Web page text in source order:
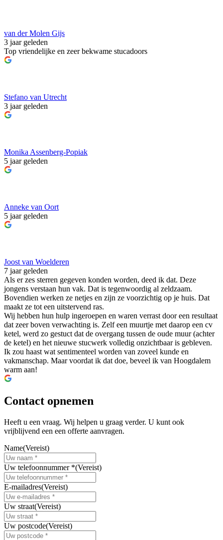
van der Molen Gijs
3 jaar geleden
Top vriendelijke en zeer bekwame stucadoors
Stefano van Utrecht
3 jaar geleden
Monika Assenberg-Popiak
5 jaar geleden
Anneke van Oort
5 jaar geleden
Joost van Woelderen
7 jaar geleden
Als er zes sterren gegeven konden worden, deed ik dat. Deze
jongens verstaan hun vak. Dat is tegenwoordig al zeldzaam.
Bovendien werken ze netjes en zijn ze voorzichtig op je huis. Dat
maakt ze tot een uitstervend ras.
Wij hebben hun hulp ingeroepen en waren verrast door een resultaat
dat zeer boven verwachting is. Zelf een muurtje met daarop een cv
ketel, werd zo gestuct dat de overgang tussen de oude muur (achter
de ketel) en het nieuwe stucwerk volledig onzichtbaar is gebleven.
Ik zou haast wat sentimenteel worden van zoveel kunde en
vakmanschap. Maar voordat ik dat doe, beveel ik van Hoogdalem
warm aan!
Contact opnemen
Heeft u een vraag. Wij helpen u graag verder. U kunt ook
vrijblijvend een een offerte aanvragen.
Name(Vereist)
Uw telefoonnummer *(Vereist)
E-mailadres(Vereist)
Uw straat(Vereist)
Uw postcode(Vereist)